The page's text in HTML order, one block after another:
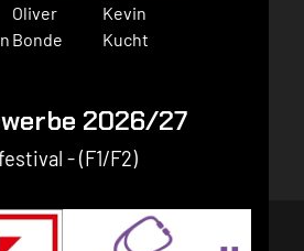
Oliver
Bonde
Kevin
Kucht
2026/27
- (F1/F2)